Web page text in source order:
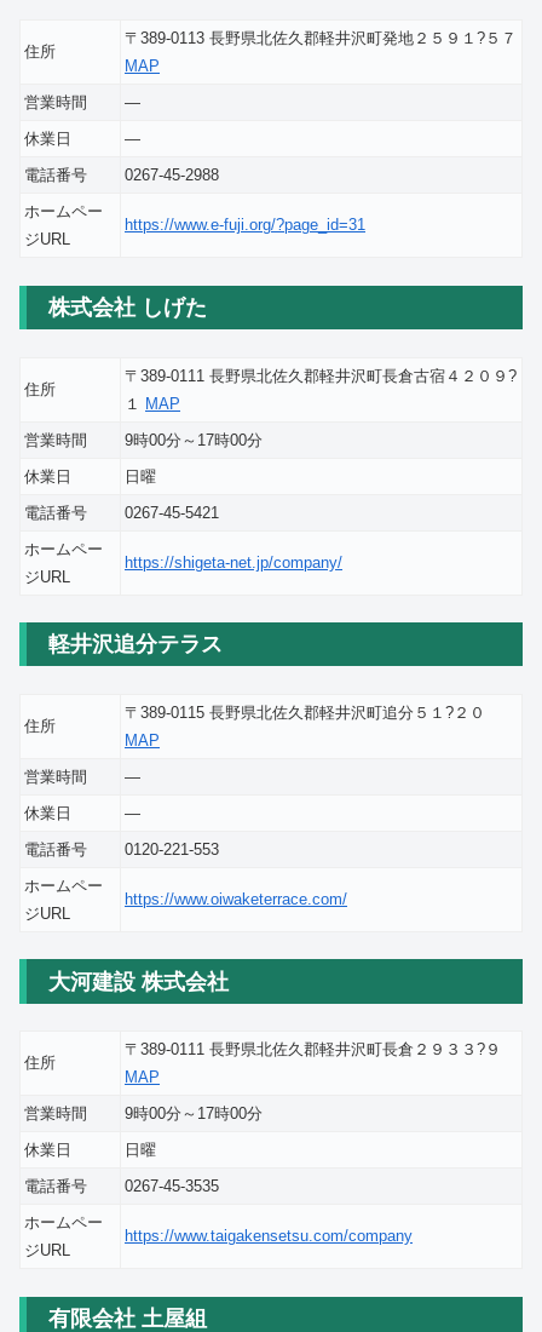
住所
〒389-0113 長野県北佐久郡軽井沢町発地２５９１?５７
MAP
営業時間
―
休業日
―
電話番号
0267-45-2988
ホームペー
ジURL
https://www.e-fuji.org/?page_id=31
株式会社 しげた
住所
〒389-0111 長野県北佐久郡軽井沢町長倉古宿４２０９?
１ MAP
営業時間
9時00分～17時00分
休業日
日曜
電話番号
0267-45-5421
ホームペー
ジURL
https://shigeta-net.jp/company/
軽井沢追分テラス
住所
〒389-0115 長野県北佐久郡軽井沢町追分５１?２０
MAP
営業時間
―
休業日
―
電話番号
0120-221-553
ホームペー
ジURL
https://www.oiwaketerrace.com/
大河建設 株式会社
住所
〒389-0111 長野県北佐久郡軽井沢町長倉２９３３?９
MAP
営業時間
9時00分～17時00分
休業日
日曜
電話番号
0267-45-3535
ホームペー
ジURL
https://www.taigakensetsu.com/company
有限会社 土屋組